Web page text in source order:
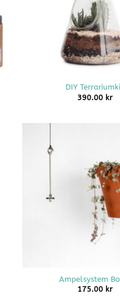
DIY
390.00 kr
Ampelsystem
175.00 kr